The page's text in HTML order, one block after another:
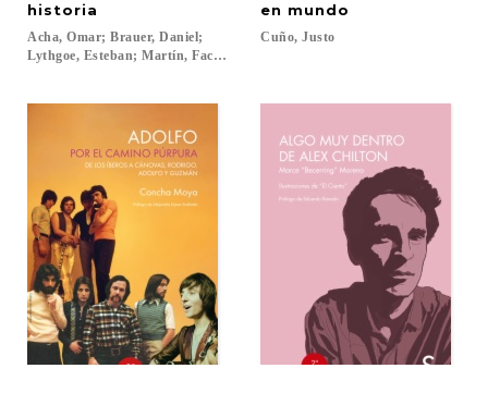
historia
Acha, Omar; Brauer, Daniel;
Lythgoe, Esteban; Martín, Facundo; Ratto, Adrián...
en mundo
Cuño, Justo